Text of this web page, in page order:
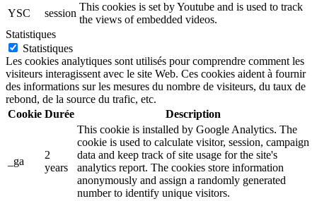
YSC
session
This cookies is set by Youtube and is used to track
the views of embedded videos.
Statistiques
Statistiques
Les cookies analytiques sont utilisés pour comprendre comment les
visiteurs interagissent avec le site Web. Ces cookies aident à fournir
des informations sur les mesures du nombre de visiteurs, du taux de
rebond, de la source du trafic, etc.
Cookie Durée Description
_ga
2
years
This cookie is installed by Google Analytics. The
cookie is used to calculate visitor, session, campaign
data and keep track of site usage for the site's
analytics report. The cookies store information
anonymously and assign a randomly generated
number to identify unique visitors.